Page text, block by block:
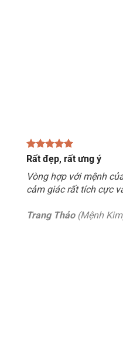
Rất đẹp, rất ưng ý
Vòng hợp với mệnh
cảm giác rất tích cực
Trang Thảo(Mệnh